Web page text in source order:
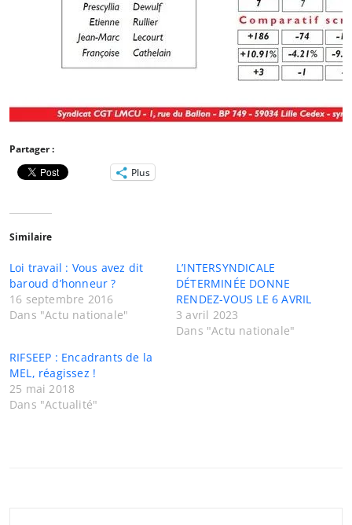
Partager :
Plus
Similaire
Loi travail : Vous avez dit
baroud d’honneur ?
16 septembre 2016
Dans "Actu nationale"
L’INTERSYNDICALE
DÉTERMINÉE DONNE
RENDEZ-VOUS LE 6 AVRIL
3 avril 2023
Dans "Actu nationale"
RIFSEEP : Encadrants de la
MEL, réagissez !
25 mai 2018
Dans "Actualité"